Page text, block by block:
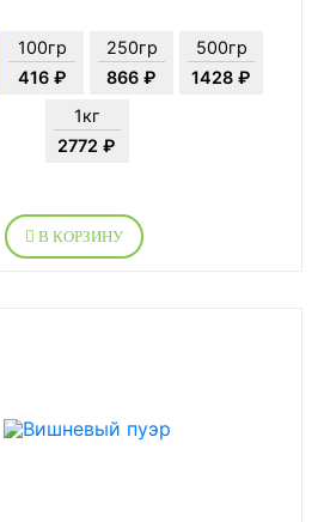
100гр
416 ₽
250гр
866 ₽
500гр
1428 ₽
1кг
2772 ₽
В КОРЗИНУ